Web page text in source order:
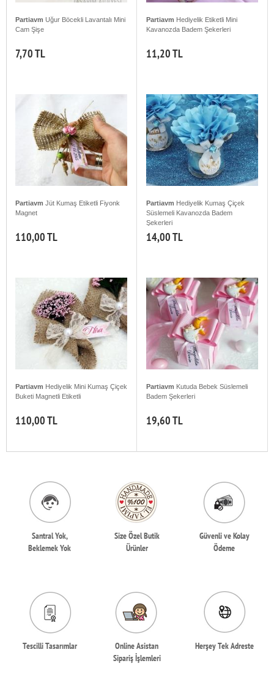
Partiavm Uğur Böcekli Lavantalı Mini
Cam Şişe
7,70 TL
Partiavm Hediyelik Etiketli Mini
Kavanozda Badem Şekerleri
11,20 TL
Partiavm Jüt Kumaş Etiketli Fiyonk
Magnet
110,00 TL
Partiavm Hediyelik Kumaş Çiçek
Süslemeli Kavanozda Badem
Şekerleri
14,00 TL
Partiavm Hediyelik Mini Kumaş Çiçek
Buketi Magnetli Etiketli
110,00 TL
Partiavm Kutuda Bebek Süslemeli
Badem Şekerleri
19,60 TL
Santral Yok,
Beklemek Yok
Size Özel Butik
Ürünler
Güvenli ve Kolay
Ödeme
Tescilli Tasarımlar
Online Asistan
Sipariş İşlemleri
Herşey Tek Adreste